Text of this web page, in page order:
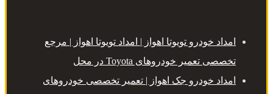
امداد خودرو تویوتا اهواز | امداد تویوتا اهواز | مرجع
تخصصی تعمیر خودروهای Toyota در محل
امداد خودرو جک اهواز | تعمیر تخصصی خودروهای